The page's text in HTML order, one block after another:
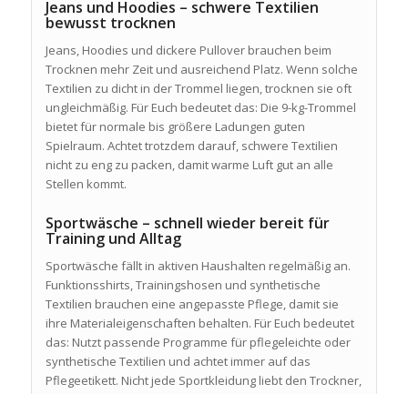
Jeans und Hoodies – schwere Textilien
bewusst trocknen
Jeans, Hoodies und dickere Pullover brauchen beim
Trocknen mehr Zeit und ausreichend Platz. Wenn solche
Textilien zu dicht in der Trommel liegen, trocknen sie oft
ungleichmäßig. Für Euch bedeutet das: Die 9-kg-Trommel
bietet für normale bis größere Ladungen guten
Spielraum. Achtet trotzdem darauf, schwere Textilien
nicht zu eng zu packen, damit warme Luft gut an alle
Stellen kommt.
Sportwäsche – schnell wieder bereit für
Training und Alltag
Sportwäsche fällt in aktiven Haushalten regelmäßig an.
Funktionsshirts, Trainingshosen und synthetische
Textilien brauchen eine angepasste Pflege, damit sie
ihre Materialeigenschaften behalten. Für Euch bedeutet
das: Nutzt passende Programme für pflegeleichte oder
synthetische Textilien und achtet immer auf das
Pflegeetikett. Nicht jede Sportkleidung liebt den Trockner,